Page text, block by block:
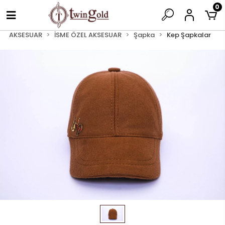
0
AKSESUAR İSME ÖZEL AKSESUAR Şapka Kep Şapkalar